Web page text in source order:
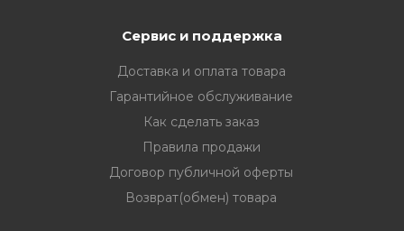
Сервис и поддержка
Доставка и оплата товара
Гарантийное обслуживание
Как сделать заказ
Правила продажи
Договор публичной оферты
Возврат(обмен) товара